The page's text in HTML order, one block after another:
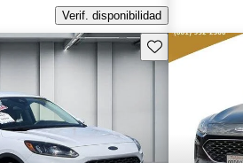
Verif. disponibilidad
Guarda este Aviso